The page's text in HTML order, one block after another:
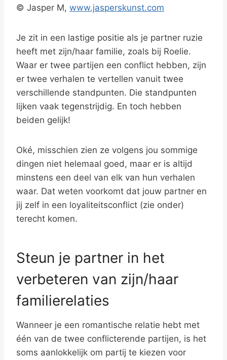
© Jasper M, www.jasperskunst.com
Je zit in een lastige positie als je partner ruzie
heeft met zijn/haar familie, zoals bij Roelie.
Waar er twee partijen een conflict hebben, zijn
er twee verhalen te vertellen vanuit twee
verschillende standpunten. Die standpunten
lijken vaak tegenstrijdig. En toch hebben
beiden gelijk!
Oké, misschien zien ze volgens jou sommige
dingen niet helemaal goed, maar er is altijd
minstens een deel van elk van hun verhalen
waar. Dat weten voorkomt dat jouw partner en
jij zelf in een loyaliteitsconflict (zie onder)
terecht komen.
Steun je partner in het
verbeteren van zijn/haar
familierelaties
Wanneer je een romantische relatie hebt met
één van de twee conflicterende partijen, is het
soms aanlokkelijk om partij te kiezen voor